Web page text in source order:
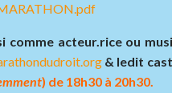
acteur.rice ou
& ledit
) de 18h30 à 20h30.